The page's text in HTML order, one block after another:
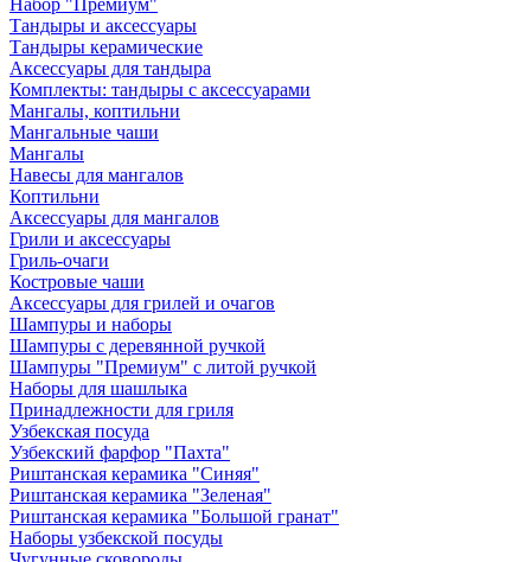
Набор "Премиум"
Тандыры и аксессуары
Тандыры керамические
Аксессуары для тандыра
Комплекты: тандыры с аксессуарами
Мангалы, коптильни
Мангальные чаши
Мангалы
Навесы для мангалов
Коптильни
Аксессуары для мангалов
Грили и аксессуары
Гриль-очаги
Костровые чаши
Аксессуары для грилей и очагов
Шампуры и наборы
Шампуры с деревянной ручкой
Шампуры "Премиум" с литой ручкой
Наборы для шашлыка
Принадлежности для гриля
Узбекская посуда
Узбекский фарфор "Пахта"
Риштанская керамика "Синяя"
Риштанская керамика "Зеленая"
Риштанская керамика "Большой гранат"
Наборы узбекской посуды